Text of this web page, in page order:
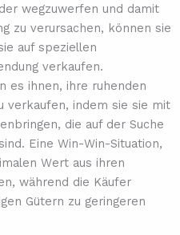
wegzuwerfen und damit
zu verursachen, können sie
auf speziellen
verkaufen.
es ihnen, ihre ruhenden
verkaufen, indem sie sie mit
die auf der Suche
Eine Win-Win-Situation,
Wert aus ihren
während die Käufer
Gütern zu geringeren